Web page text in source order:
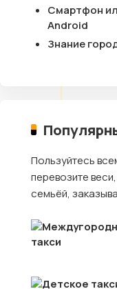
Смартфон
Android
Знание
Пользуйтесь
перевозите
семьёй,